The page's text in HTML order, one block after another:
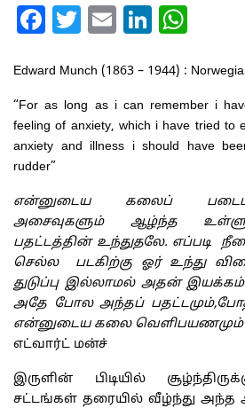
Facebook
Twitter
EmailLinkedIn
Edward Munch (1863 – 1944) :
“For as long as i can remember i
feeling of anxiety, which i have tried to
anxiety and illness i should have
rudder”
என்னுடைய கலைப்
அசைவுகளும் ஆழ்ந்த
பதட்டத்தின் உந்துதலே. எப்படி
செல்ல
படகிற்கு ஓர் உந்து
துடுப்பு இல்லாமல் அதன்
அதே போல அந்தப்பதட்டமும்,
என்னுடைய கலை வெளிபயணமும்
எட்வார்ட் மன்ச்
இருளின் பிடியில்
சட்டங்கள் தரையில் வீழ்ந்து அந்த